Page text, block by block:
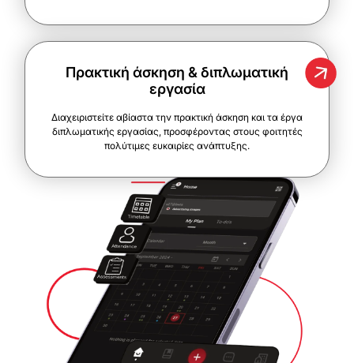
Πρακτική άσκηση & διπλωματική
εργασία
Διαχειριστείτε αβίαστα την πρακτική άσκηση και τα έργα
διπλωματικής εργασίας, προσφέροντας στους φοιτητές
πολύτιμες ευκαιρίες ανάπτυξης.